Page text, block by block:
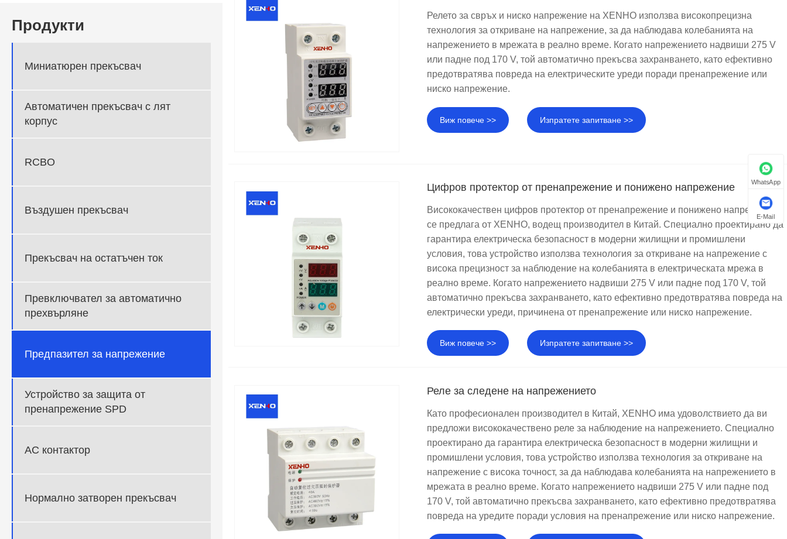
Продукти
Миниатюрен прекъсвач
Автоматичен прекъсвач с лят
корпус
RCBO
Въздушен прекъсвач
Прекъсвач на остатъчен ток
Превключвател за автоматично
прехвърляне
Предпазител за напрежение
Устройство за защита от
пренапрежение SPD
AC контактор
Нормално затворен прекъсвач
Релето за свръх и ниско напрежение на XENHO използва високопрецизна
технология за откриване на напрежение, за да наблюдава колебанията на
напрежението в мрежата в реално време. Когато напрежението надвиши 275 V
или падне под 170 V, той автоматично прекъсва захранването, като ефективно
предотвратява повреда на електрическите уреди поради пренапрежение или
ниско напрежение.
Виж повече >> Изпратете запитване >>
Цифров протектор от пренапрежение и понижено напрежение
​Висококачествен цифров протектор от пренапрежение и понижено напрежение
се предлага от XENHO, водещ производител в Китай. Специално проектирано да
гарантира електрическа безопасност в модерни жилищни и промишлени
условия, това устройство използва технология за откриване на напрежение с
висока прецизност за наблюдение на колебанията в електрическата мрежа в
реално време. Когато напрежението надвиши 275 V или падне под 170 V, той
автоматично прекъсва захранването, като ефективно предотвратява повреда на
електрически уреди, причинена от пренапрежение или ниско напрежение.
Виж повече >> Изпратете запитване >>
Реле за следене на напрежението
Като професионален производител в Китай, XENHO има удоволствието да ви
предложи висококачествено реле за наблюдение на напрежението. Специално
проектирано да гарантира електрическа безопасност в модерни жилищни и
промишлени условия, това устройство използва технология за откриване на
напрежение с висока точност, за да наблюдава колебанията на напрежението в
мрежата в реално време. Когато напрежението надвиши 275 V или падне под
170 V, той автоматично прекъсва захранването, като ефективно предотвратява
повреда на уредите поради условия на пренапрежение или ниско напрежение.
WhatsApp
E-Mail